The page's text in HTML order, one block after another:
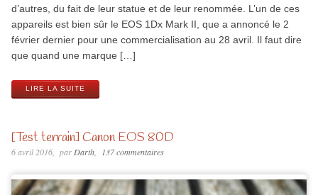
d’autres, du fait de leur statue et de leur renommée. L’un de ces
appareils est bien sûr le EOS 1Dx Mark II, que a annoncé le 2
février dernier pour une commercialisation au 28 avril. Il faut dire
que quand une marque […]
LIRE LA SUITE
[Test terrain] Canon EOS 80D
6 avril 2016 par Darth 137 commentaires